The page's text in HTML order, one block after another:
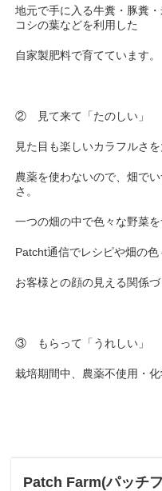
地元で手に入る牛糞・豚糞
コシの葉などを利用した
自家製肥料で育てています。
② 見て来て「たのしい」
見た目も楽しいカラフルさを
農薬を使わないので、畑で
さ。
一つの畑の中で色々な野菜を
Patcht通信でレシピや畑の色
お客様との顔の見える関係
③ もらって「うれしい」
栽培期間中、農薬不使用・
Patch Farm(パッチ